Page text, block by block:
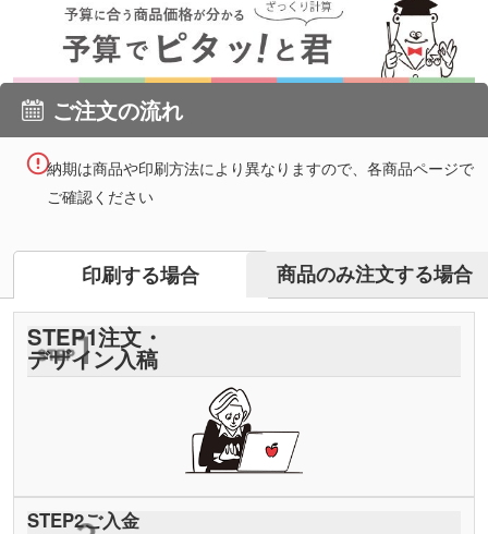
ご注文の流れ
納期は商品や印刷方法により異なりますので、各商品ページで
ご確認ください
印刷する場合 商品のみ注文する場合
STEP1注文・
デザイン入稿
STEP2ご入金